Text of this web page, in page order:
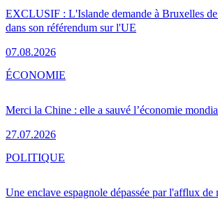
EXCLUSIF : L'Islande demande à Bruxelles de
dans son référendum sur l'UE
07.08.2026
Merci la Chine : elle a sauvé l’économie
27.07.2026
ÉCONOMIE
Une enclave espagnole dépassée par l'afflux
POLITIQUE